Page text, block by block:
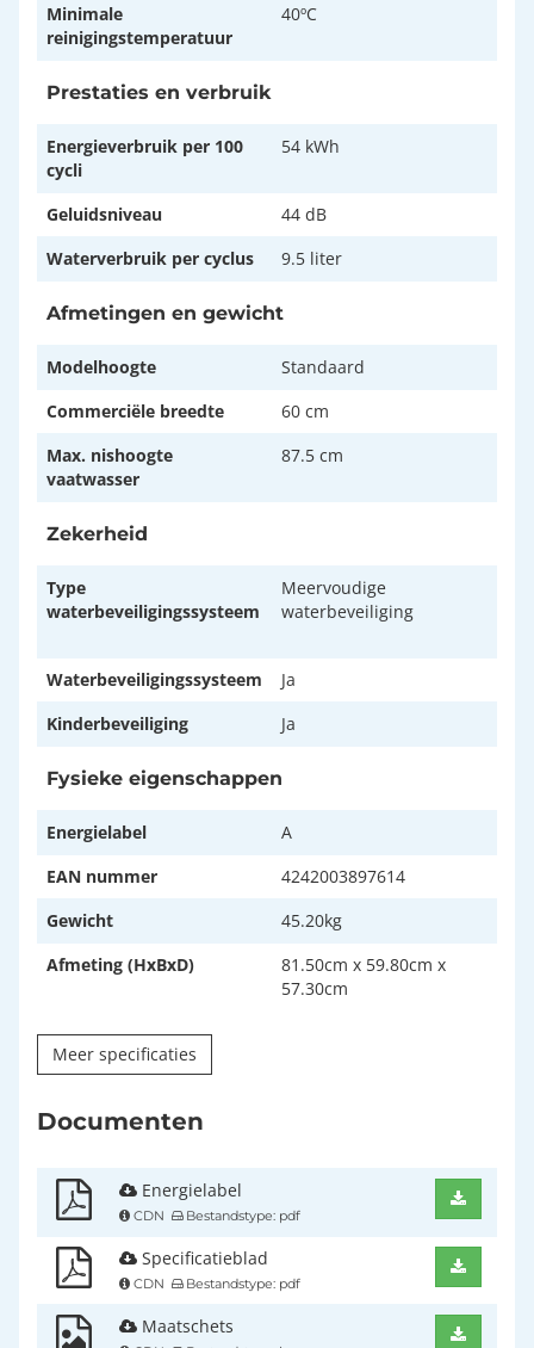
Minimale
reinigingstemperatuur
40ºC
Prestaties en verbruik
Energieverbruik per 100
cycli
54 kWh
Geluidsniveau
44 dB
Waterverbruik per cyclus
9.5 liter
Afmetingen en gewicht
Modelhoogte
Standaard
Commerciële breedte
60 cm
Max. nishoogte
vaatwasser
87.5 cm
Zekerheid
Type
waterbeveiligingssysteem
Meervoudige
waterbeveiliging
Waterbeveiligingssysteem
Ja
Kinderbeveiliging
Ja
Fysieke eigenschappen
Energielabel
A
EAN nummer
4242003897614
Gewicht
45.20kg
Afmeting (HxBxD)
81.50cm x 59.80cm x
57.30cm
Meer specificaties
Documenten
Energielabel
CDN Bestandstype: pdf
Specificatieblad
CDN Bestandstype: pdf
Maatschets